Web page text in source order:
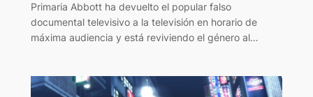
Primaria Abbott ha devuelto el popular falso
documental televisivo a la televisión en horario de
máxima audiencia y está reviviendo el género al…